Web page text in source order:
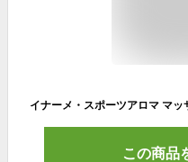
この商品